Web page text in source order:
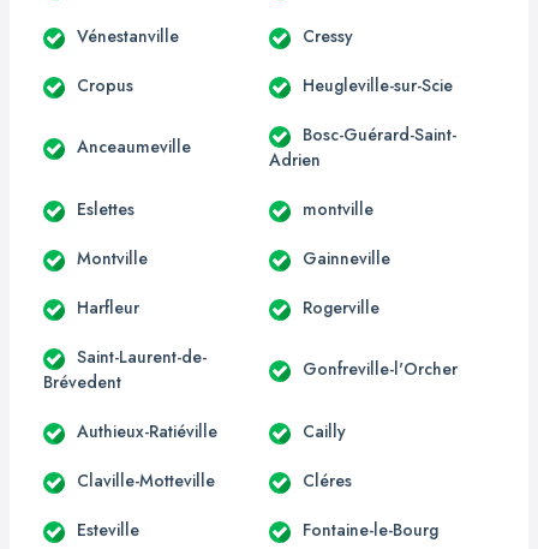
Vénestanville Cressy
Cropus Heugleville-sur-Scie
Anceaumeville
Bosc-Guérard-Saint-
Adrien
Eslettes montville
Montville Gainneville
Harfleur Rogerville
Saint-Laurent-de-
Brévedent
Gonfreville-l'Orcher
Authieux-Ratiéville Cailly
Claville-Motteville Cléres
Esteville Fontaine-le-Bourg